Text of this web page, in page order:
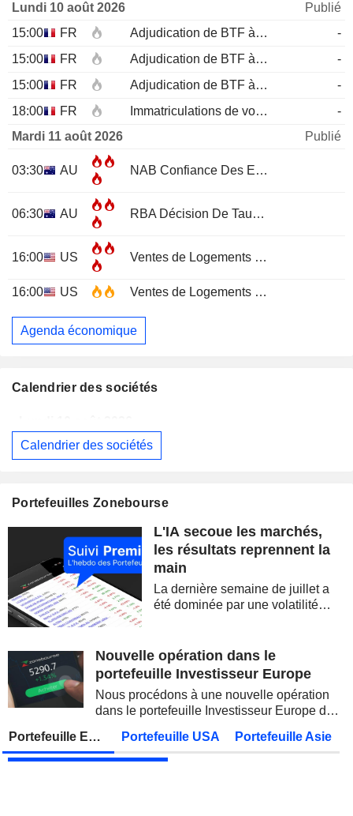
Lundi 10 août 2026
Publié
15:00
FR Adjudication de BTF à 12 mois
-
15:00
FR Adjudication de BTF à 6 mois
-
15:00
FR Adjudication de BTF à 3 mois
-
18:00
FR Immatriculations de voitures neuves (annuelles)
-
Mardi 11 août 2026
Publié
03:30 AU NAB Confiance Des Entreprises
06:30 AU RBA Décision De Taux D'Intérêt
16:00 US Ventes de Logements Existants
16:00 US Ventes de Logements Existants (Mensuel)
Agenda économique
Calendrier des sociétés
WESTPAC BANKING CORPORATION
SIMON PROPERTY GROUP, INC.
FERGUSON ENTERPRISES INC. Publication des résultats - Q2 2026 12:45
ROCKET LAB CORPORATION
MOORE THREADS TECHNOLOGY CO., LTD. Publication des résultats - Q2 2026
AMRIZE AG
JBS N.V. Publication des résultats - Q2 2026
GEA GROUP AG
Lundi 10 août 2026
VIEL & CIE Publication des résultats - Q2 2026
Calendrier des sociétés
Portefeuilles Zonebourse
L'IA secoue les marchés,
les résultats reprennent la
main
La dernière semaine de juillet a
été dominée par une volatilité
semi-conducteurs. Les
inquiétudes sur la soutenabilité
Nouvelle opération dans le
portefeuille Investisseur Europe
Nous procédons à une nouvelle opération
dans le portefeuille Investisseur Europe de
Portefeuille Europe Portefeuille USA Portefeuille Asie